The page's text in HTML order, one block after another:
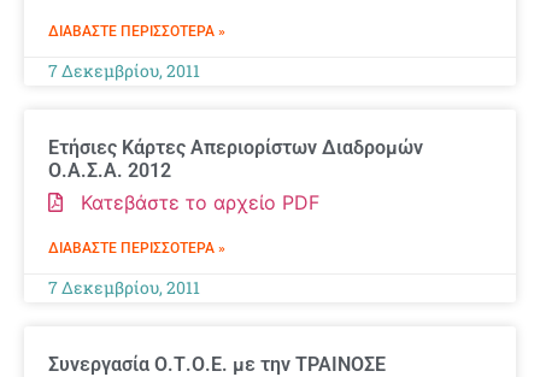
ΔΙΑΒΆΣΤΕ ΠΕΡΙΣΣΌΤΕΡΑ »
7 Δεκεμβρίου, 2011
Ετήσιες Κάρτες Απεριορίστων Διαδρομών
Ο.Α.Σ.Α. 2012
Κατεβάστε το αρχείο PDF
ΔΙΑΒΆΣΤΕ ΠΕΡΙΣΣΌΤΕΡΑ »
7 Δεκεμβρίου, 2011
Συνεργασία Ο.Τ.Ο.Ε. με την ΤΡΑΙΝΟΣΕ